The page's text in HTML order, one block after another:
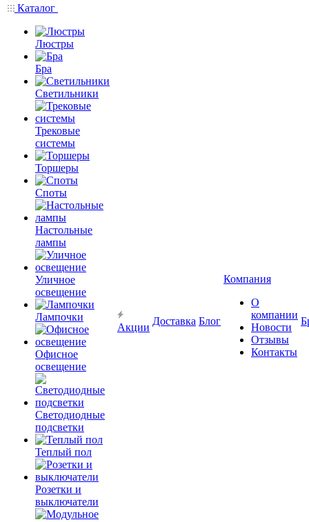
Каталог
Люстры
Бра
Светильники
Трековые
системы
Торшеры
Споты
Настольные
лампы
Уличное
освещение
Лампочки
Офисное
освещение
Светодиодные
подсветки
Теплый пол
Розетки и
выключатели
Акции
Доставка Блог
Компания
О
компании
Новости
Отзывы
Контакты